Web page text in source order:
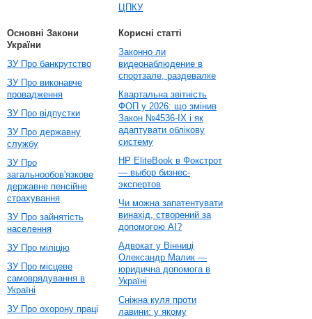
ЦПКУ
Основні Закони
України
ЗУ Про банкрутство
ЗУ Про виконавче
провадження
ЗУ Про відпустки
ЗУ Про державну
службу
ЗУ Про
загальнообов'язкове
державне пенсійне
страхування
ЗУ Про зайнятість
населення
ЗУ Про міліцію
ЗУ Про місцеве
самоврядування в
Україні
ЗУ Про охорону праці
Корисні статті
Законно ли
видеонаблюдение в
спортзале, раздевалке
Квартальна звітність
ФОП у 2026: що змінив
Закон №4536-IX і як
адаптувати облікову
систему
HP EliteBook в Фокстрот
— выбор бизнес-
экспертов
Чи можна запатентувати
винахід, створений за
допомогою AI?
Адвокат у Вінниці
Олександр Малик —
юридична допомога в
Україні
Сніжна куля проти
лавини: у якому